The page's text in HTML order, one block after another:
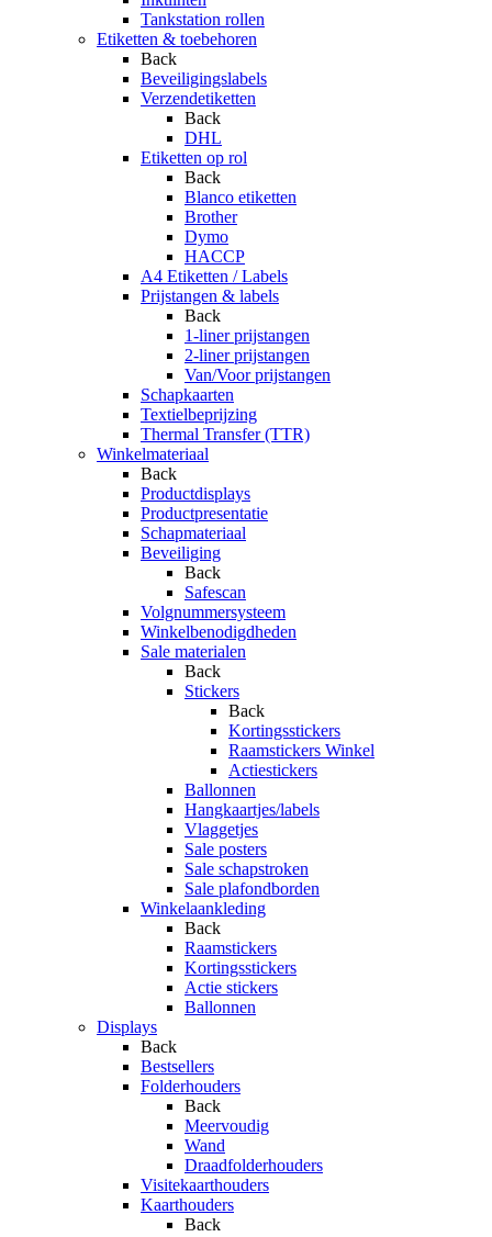
Tankstation rollen
Etiketten & toebehoren
Back
Beveiligingslabels
Verzendetiketten
Back
DHL
Etiketten op rol
Back
Blanco etiketten
Brother
Dymo
HACCP
A4 Etiketten / Labels
Prijstangen & labels
Back
1-liner prijstangen
2-liner prijstangen
Van/Voor prijstangen
Schapkaarten
Textielbeprijzing
Thermal Transfer (TTR)
Winkelmateriaal
Back
Productdisplays
Productpresentatie
Schapmateriaal
Beveiliging
Back
Safescan
Volgnummersysteem
Winkelbenodigdheden
Sale materialen
Back
Stickers
Back
Kortingsstickers
Raamstickers Winkel
Actiestickers
Ballonnen
Hangkaartjes/labels
Vlaggetjes
Sale posters
Sale schapstroken
Sale plafondborden
Winkelaankleding
Back
Raamstickers
Kortingsstickers
Actie stickers
Ballonnen
Displays
Back
Bestsellers
Folderhouders
Back
Meervoudig
Wand
Draadfolderhouders
Visitekaarthouders
Kaarthouders
Back